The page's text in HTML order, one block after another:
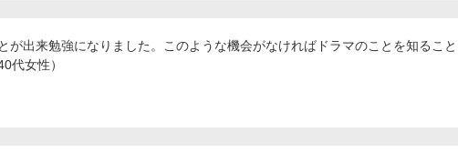
が出来勉強になりました。このような機会がなければドラマのことを知るこ
代女性）